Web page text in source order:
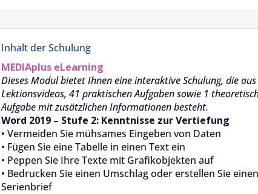
Inhalt der Schulung
MEDIAplus eLearning
Dieses Modul bietet Ihnen eine interaktive Schulung, die
Lektionsvideos, 41 praktischen Aufgaben sowie 1
Aufgabe mit zusätzlichen Informationen besteht.
Word 2019 – Stufe 2: Kenntnisse zur Vertiefung
• Vermeiden Sie mühsames Eingeben von Daten
• Fügen Sie eine Tabelle in einen Text ein
• Peppen Sie Ihre Texte mit Grafikobjekten auf
• Bedrucken Sie einen Umschlag oder erstellen Sie einen
Serienbrief